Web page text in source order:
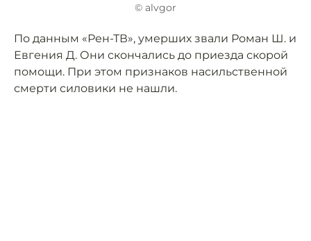
© alvgor
По данным «Рен-ТВ», умерших звали Роман Ш. и
Евгения Д. Они скончались до приезда скорой
помощи. При этом признаков насильственной
смерти силовики не нашли.